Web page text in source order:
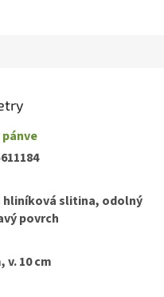
pánve
hliníková slitina, odolný
povrch
v. 10 cm